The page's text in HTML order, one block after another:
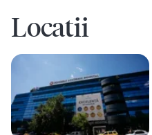
Locatii